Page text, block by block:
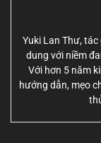
Yuki Lan Thư, tác
dung với niềm
Với hơn 5 năm
hướng dẫn, mẹo